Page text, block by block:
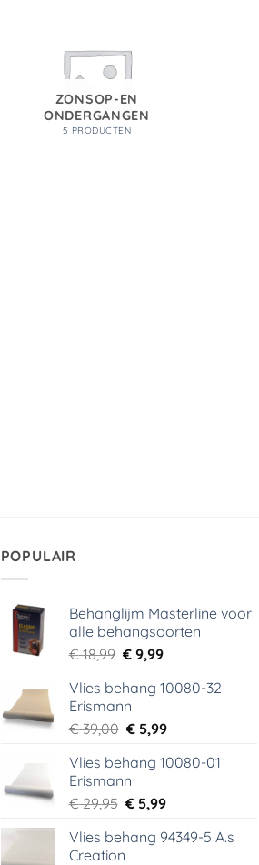
ZONSOP-EN
ONDERGANGEN
5 PRODUCTEN
POPULAIR
Behanglijm Masterline voor
alle behangsoorten
€18,99 Oorspronkelijke
was:
€ 18,99.
€ 9,99Huidige
is:
Vlies behang 10080-32
Erismann
€39,00 Oorspronkelijke
was:
€ 39,00.
€ 5,99Huidige
is:
Vlies behang 10080-01
Erismann
€29,95 Oorspronkelijke
was:
€ 5,99Huidige
is:
Vlies behang 94349-5 A.s
Creation